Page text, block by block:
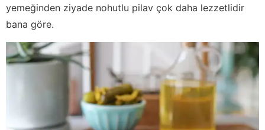
yemeğinden ziyade nohutlu pilav çok daha lezzetlidir
bana göre.